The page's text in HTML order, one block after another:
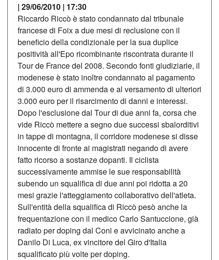
| 29/06/2010 | 17:30
Riccardo Riccò è stato condannato dal tribunale
francese di Foix a due mesi di reclusione con il
beneficio della condizionale per la sua duplice
positività all'Epo ricombinante riscontrata durante il
Tour de France del 2008. Secondo fonti giudiziarie, il
modenese è stato inoltre condannato al pagamento
di 3.000 euro di ammenda e al versamento di ulteriori
3.000 euro per il risarcimento di danni e interessi.
Dopo l'esclusione dal Tour di due anni fa, corsa che
vide Riccò mettere a segno due successi sbalorditivi
in tappe di montagna, il corridore modenese si disse
innocente di fronte ai magistrati negando di avere
fatto ricorso a sostanze dopanti. Il ciclista
successivamente ammise le sue responsabilità
subendo un squalifica di due anni poi ridotta a 20
mesi grazie l'atteggiamento collaborativo dell'atleta.
Sull'entità della squalifica di Riccò pesò anche la
frequentazione con il medico Carlo Santuccione, già
radiato per doping dal Coni e avvicinato anche a
Danilo Di Luca, ex vincitore del Giro d'Italia
squalificato più volte per doping.